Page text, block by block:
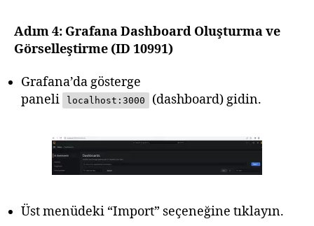
Adım 4: Grafana Dashboard Oluşturma ve
Görselleştirme (ID 10991)
Grafana’da gösterge
paneli
localhost:3000 (dashboard) gidin.
Üst menüdeki “Import” seçeneğine tıklayın.